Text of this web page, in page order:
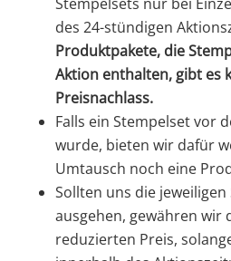
des 24-stündigen
Produktpakete, die
Aktion enthalten, gibt es
Preisnachlass.
Falls ein Stempelset vor
wurde, bieten wir dafür
Umtausch noch eine
Sollten uns die jeweiligen
ausgehen, gewähren wir
reduzierten Preis,